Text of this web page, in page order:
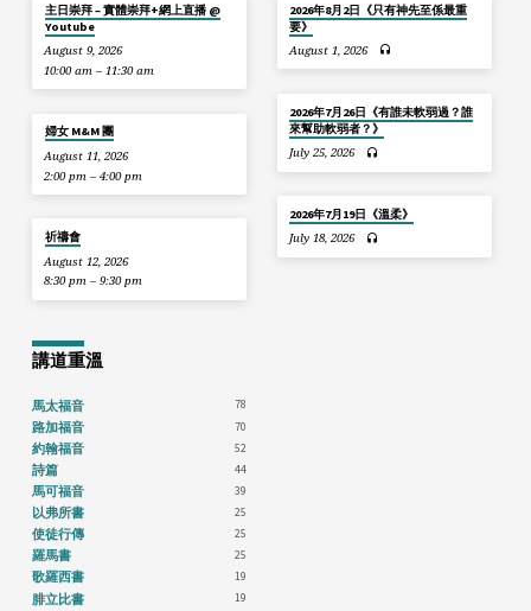
主日崇拜 – 實體崇拜+網上直播 @
Youtube
August 9, 2026
10:00 am – 11:30 am
婦女 M&M 團
August 11, 2026
2:00 pm – 4:00 pm
祈禱會
August 12, 2026
8:30 pm – 9:30 pm
2026年8月2日《只有神先至係最重
要》
August 1, 2026
2026年7月26日《有誰未軟弱過？誰
來幫助軟弱者？》
July 25, 2026
2026年7月19日《溫柔》
July 18, 2026
講道重溫
馬太福音 78
路加福音 70
約翰福音 52
詩篇 44
馬可福音 39
以弗所書 25
使徒行傳 25
羅馬書 25
歌羅西書 19
腓立比書 19